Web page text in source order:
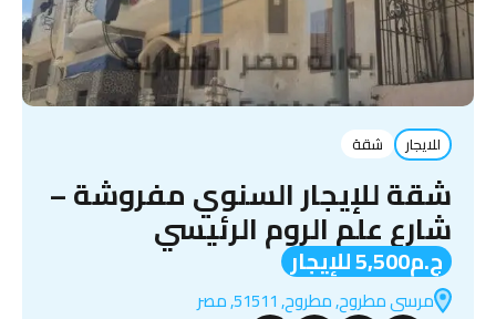
للايجار شقة
شقة للإيجار السنوي مفروشة –
شارع علم الروم الرئيسي
ج.م5,500 للإيجار
مرسى مطروح, مطروح, 51511, مصر